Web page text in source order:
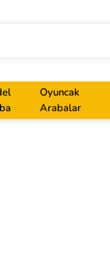
Oyuncak
Arabalar